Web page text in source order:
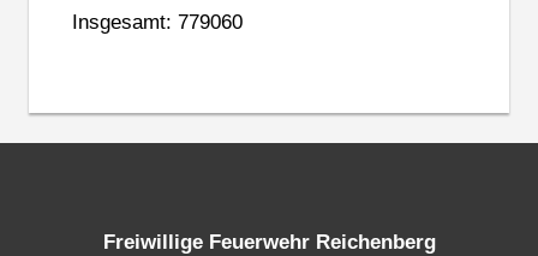
Insgesamt: 779060
Freiwillige Feuerwehr Reichenberg